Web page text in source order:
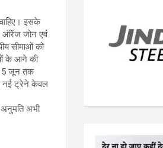
इसके
ऑरेंज जोन एवं
सीमाओं को
के आने की
15 जून तक
नई ट्रेने केवल
अनुमति अभी